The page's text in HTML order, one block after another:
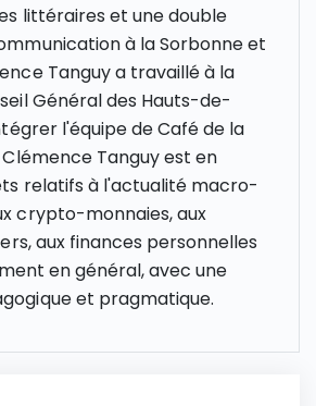
littéraires et une double
à la Sorbonne et
Tanguy a travaillé à la
Général des Hauts-de-
l'équipe de Café de la
Clémence Tanguy est en
relatifs à l'actualité macro-
crypto-monnaies, aux
aux finances personnelles
en général, avec une
et pragmatique.